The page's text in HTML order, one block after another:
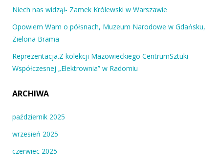
Niech nas widzą!- Zamek Królewski w Warszawie
Opowiem Wam o półsnach, Muzeum Narodowe w Gdańsku,
Zielona Brama
Reprezentacja.Z kolekcji Mazowieckiego CentrumSztuki
Współczesnej „Elektrownia” w Radomiu
ARCHIWA
październik 2025
wrzesień 2025
czerwiec 2025